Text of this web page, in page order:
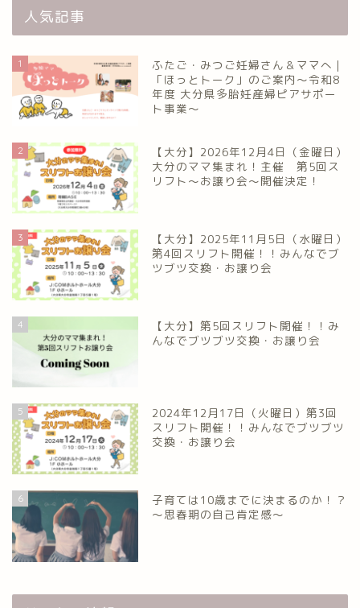
人気記事
1
ふたご・みつご妊婦さん＆ママへ｜
「ほっとトーク」のご案内～令和8
年度 大分県多胎妊産婦ピアサポー
ト事業～
2
【大分】2026年12月4日（金曜日）
大分のママ集まれ！主催 第5回ス
リフト〜お譲り会〜開催決定！
3
【大分】2025年11月5日（水曜日）
第4回スリフト開催！！みんなでブ
ツブツ交換・お譲り会
4
【大分】第5回スリフト開催！！み
んなでブツブツ交換・お譲り会
5
2024年12月17日（火曜日）第3回
スリフト開催！！みんなでブツブツ
交換・お譲り会
6
子育ては10歳までに決まるのか！？
～思春期の自己肯定感～